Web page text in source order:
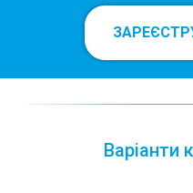
Варіанти